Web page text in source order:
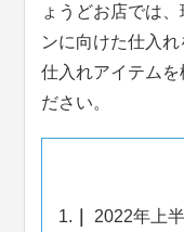
ょうどお店では
ンに向けた仕入
仕入れアイテムを
ださい。
1.
2022年上